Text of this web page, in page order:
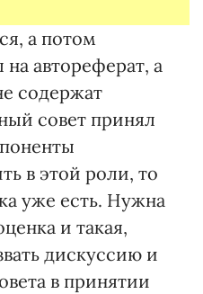
а потом
автореферат, а
содержат
совет принял
в этой роли, то
уже есть. Нужна
и такая,
дискуссию и
в принятии